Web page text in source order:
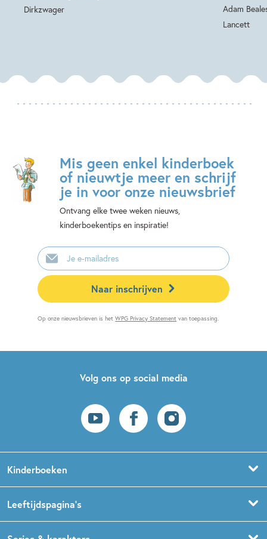
Dirkzwager
Adam
Lancett
Mis geen enkel kinderboek
of nieuwtje meer en schrijf
je in voor onze nieuwsbrief
Ontvang elke twee weken nieuws,
kinderboekentips en inspiratie!
E-
mailadres
Naar inschrijven
Op onze nieuwsbrieven is hetWPG Privacy Statement van toepassing.
Volg ons op social media
Kinderboeken
Prentenboeken
Leeftijdspagina’s